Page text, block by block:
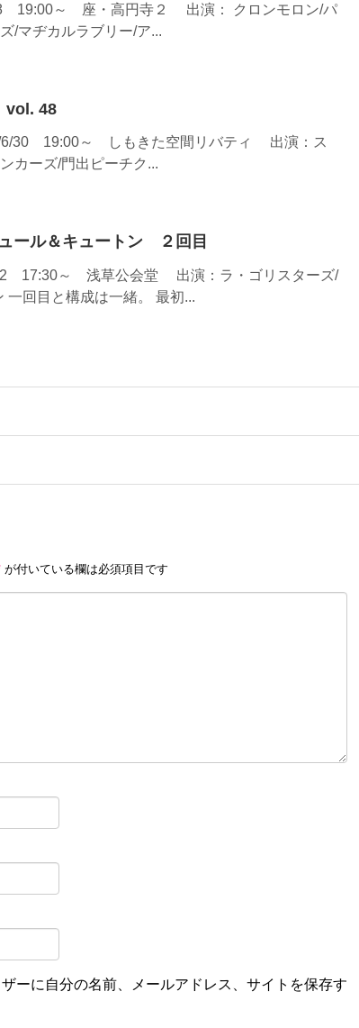
～ 座・高円寺２ 出演： クロンモロン/パ
/マヂカルラブリー/ア...
48
19:00～ しもきた空間リバティ 出演：ス
カーズ/門出ピーチク...
ール＆キュートン ２回目
17:30～ 浅草公会堂 出演：ラ・ゴリスターズ/
一回目と構成は一緒。 最初...
が付いている欄は必須項目です
ーに自分の名前、メールアドレス、サイトを保存す